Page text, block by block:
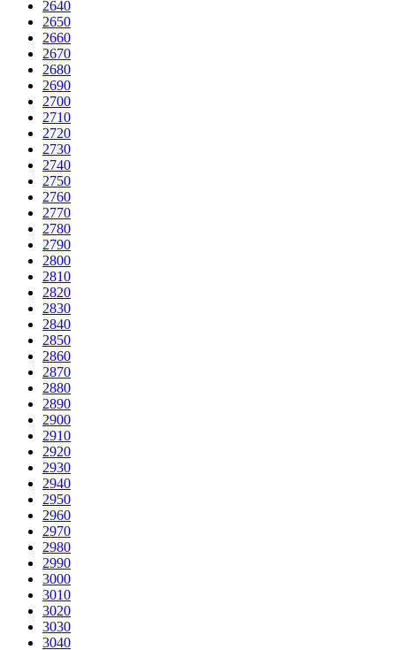
2640
2650
2660
2670
2680
2690
2700
2710
2720
2730
2740
2750
2760
2770
2780
2790
2800
2810
2820
2830
2840
2850
2860
2870
2880
2890
2900
2910
2920
2930
2940
2950
2960
2970
2980
2990
3000
3010
3020
3030
3040